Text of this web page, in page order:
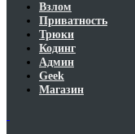
Взлом
Приватность
Трюки
Кодинг
Админ
Geek
Магазин